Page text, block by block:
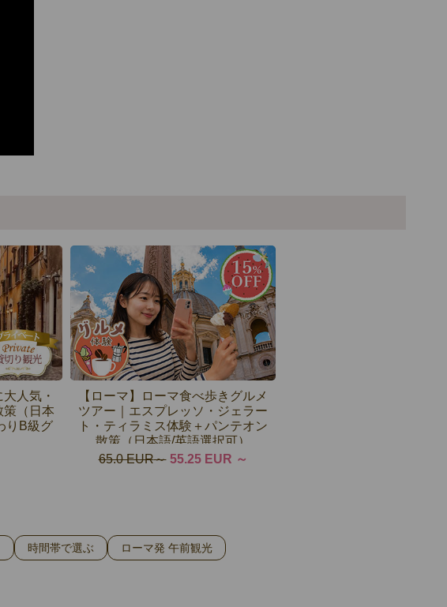
人気・
策（日本
りB級グ
【ローマ】ローマ食べ歩きグルメ
ツアー｜エスプレッソ・ジェラー
ト・ティラミス体験＋パンテオン
散策（日本語/英語選択可）
65.0 EUR
55.25 EUR
時間帯で選ぶ ローマ発 午前観光